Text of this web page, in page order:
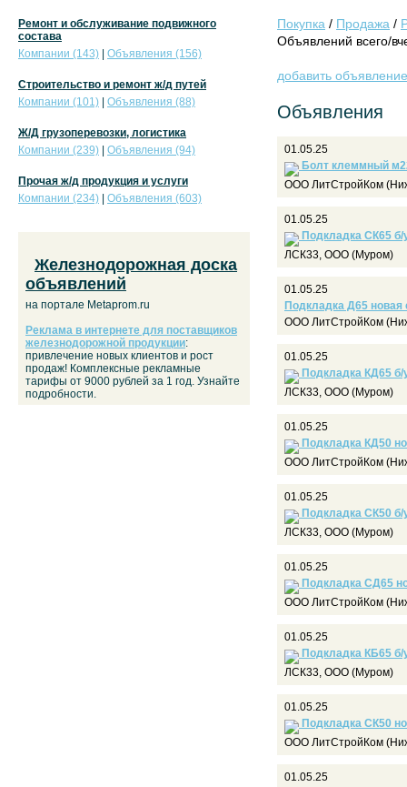
Покупка / Продажа /
Объявлений всего/
добавить объявление
Объявления
01.05.25
Болт клеммный
ООО ЛитСтройКом
01.05.25
Подкладка СК65 б/
ЛСК33, ООО (Муром)
01.05.25
Подкладка Д65 новая
ООО ЛитСтройКом
01.05.25
Подкладка КД65 б/
ЛСК33, ООО (Муром)
01.05.25
Подкладка КД50
ООО ЛитСтройКом
01.05.25
Подкладка СК50 б/
ЛСК33, ООО (Муром)
01.05.25
Подкладка СД65
ООО ЛитСтройКом
01.05.25
Подкладка КБ65 б/
ЛСК33, ООО (Муром)
01.05.25
Подкладка СК50
ООО ЛитСтройКом
01.05.25
Ремонт и обслуживание подвижного
состава
Компании (143)
Объявления (156)
Строительство и ремонт ж/д путей
Компании (101)
Объявления (88)
Ж/Д грузоперевозки, логистика
Компании (239)
Объявления (94)
Прочая ж/д продукция и услуги
Компании (234)
Объявления (603)
Железнодорожная доска
объявлений
на портале Metaprom.ru
Реклама в интернете для поставщиков
железнодорожной продукции:
привлечение новых клиентов и рост
продаж! Комплексные рекламные
тарифы от 9000 рублей за 1 год. Узнайте
подробности.